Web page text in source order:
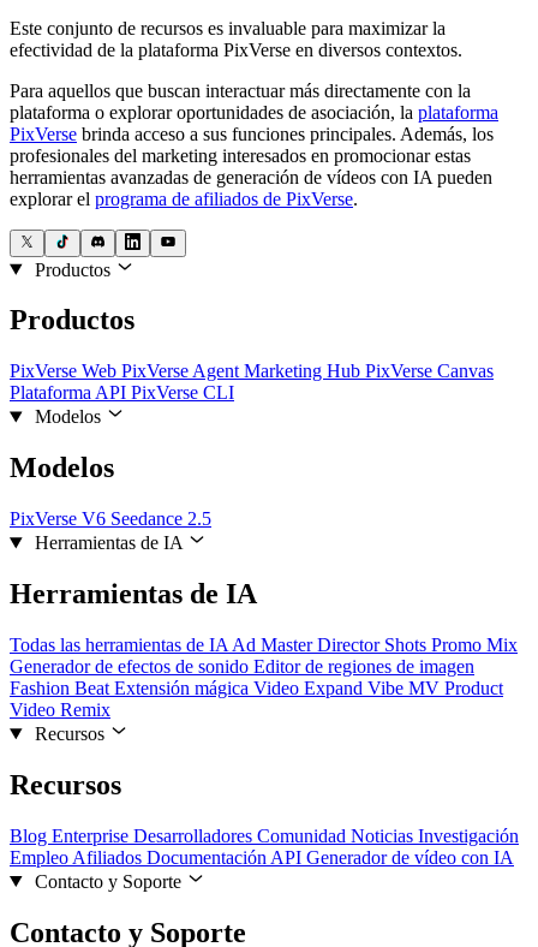
Este conjunto de recursos es invaluable para maximizar la
efectividad de la plataforma PixVerse en diversos contextos.
Para aquellos que buscan interactuar más directamente con la
plataforma o explorar oportunidades de asociación, la plataforma
PixVerse brinda acceso a sus funciones principales. Además, los
profesionales del marketing interesados ​​en promocionar estas
herramientas avanzadas de generación de vídeos con IA pueden
explorar el programa de afiliados de PixVerse.
Productos
Productos
PixVerse Web PixVerse Agent Marketing Hub PixVerse Canvas
Plataforma API PixVerse CLI
Modelos
Modelos
PixVerse V6 Seedance 2.5
Herramientas de IA
Herramientas de IA
Todas las herramientas de IA Ad MasterDirector Shots Promo Mix
Generador de efectos de sonido Editor de regiones de imagen
Fashion Beat Extensión mágica Video Expand Vibe MV Product
Video Remix
Recursos
Recursos
Blog Enterprise Desarrolladores Comunidad Noticias Investigación
Empleo Afiliados Documentación API Generador de vídeo con IA
Contacto y Soporte
Contacto y Soporte